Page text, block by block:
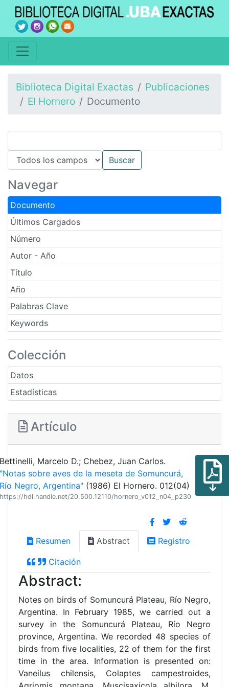
Biblioteca Digital Exactas
Publicaciones
El Hornero
Documento
Navegar
Documento
Últimos Cargados
Número
Autor - Año
Título
Año
Palabras Clave
Keywords
Colección
Datos
Estadísticas
Artículo
Marcelo D.; Chebez, Juan Carlos.
sobre aves de la meseta de Somuncurá,
Negro, Argentina"(1986) El Hornero. 012(04)
hdl.handle.net/20.500.12110/hornero_v012_n04_p230
Resumen Abstract Registro
Citación
Abstract:
Notes on birds of Somuncurá Plateau, Río Negro,
Argentina. In February 1985, we carried out a
survey in the Somuncurá Plateau, Río Negro
province, Argentina. We recorded 48 species of
birds from five localities, 22 of them for the first
time in the area. Information is presented on:
Vaneilus chilensis, Colaptes campestroides,